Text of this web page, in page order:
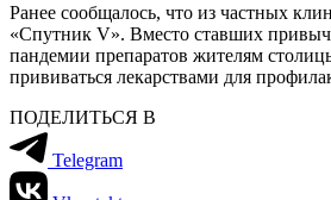
Ранее сообщалось, что из частных
«Спутник V». Вместо ставших
пандемии препаратов жителям
прививаться лекарствами для
ПОДЕЛИТЬСЯ В
Telegram